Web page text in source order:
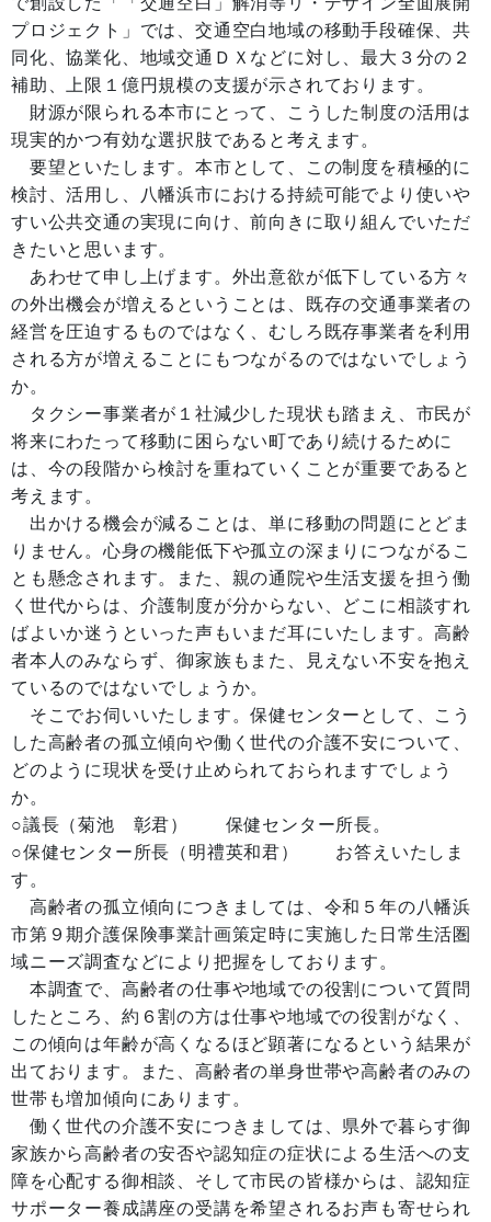
プロジェクト」では、交通空白地域の移動手段確保、共
同化、協業化、地域交通ＤＸなどに対し、最大３分の２
補助、上限１億円規模の支援が示されております。
財源が限られる本市にとって、こうした制度の活用は
現実的かつ有効な選択肢であると考えます。
要望といたします。本市として、この制度を積極的に
検討、活用し、八幡浜市における持続可能でより使いや
すい公共交通の実現に向け、前向きに取り組んでいただ
きたいと思います。
あわせて申し上げます。外出意欲が低下している方々
の外出機会が増えるということは、既存の交通事業者の
経営を圧迫するものではなく、むしろ既存事業者を利用
される方が増えることにもつながるのではないでしょう
か。
タクシー事業者が１社減少した現状も踏まえ、市民が
将来にわたって移動に困らない町であり続けるために
は、今の段階から検討を重ねていくことが重要であると
考えます。
出かける機会が減ることは、単に移動の問題にとどま
りません。心身の機能低下や孤立の深まりにつながるこ
とも懸念されます。また、親の通院や生活支援を担う働
く世代からは、介護制度が分からない、どこに相談すれ
ばよいか迷うといった声もいまだ耳にいたします。高齢
者本人のみならず、御家族もまた、見えない不安を抱え
ているのではないでしょうか。
そこでお伺いいたします。保健センターとして、こう
した高齢者の孤立傾向や働く世代の介護不安について、
どのように現状を受け止められておられますでしょう
か。
○議長（菊池 彰君） 保健センター所長。
○保健センター所長（明禮英和君） お答えいたしま
す。
高齢者の孤立傾向につきましては、令和５年の八幡浜
市第９期介護保険事業計画策定時に実施した日常生活圏
域ニーズ調査などにより把握をしております。
本調査で、高齢者の仕事や地域での役割について質問
したところ、約６割の方は仕事や地域での役割がなく、
この傾向は年齢が高くなるほど顕著になるという結果が
出ております。また、高齢者の単身世帯や高齢者のみの
世帯も増加傾向にあります。
働く世代の介護不安につきましては、県外で暮らす御
家族から高齢者の安否や認知症の症状による生活への支
障を心配する御相談、そして市民の皆様からは、認知症
サポーター養成講座の受講を希望されるお声も寄せられ